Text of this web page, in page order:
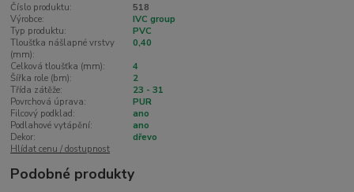
Číslo produktu:
518
Výrobce:
IVC group
Typ produktu:
PVC
Tloušťka nášlapné vrstvy
(mm):
0,40
Celková tloušťka (mm):
4
Šířka role (bm):
2
Třída zátěže:
23 - 31
Povrchová úprava:
PUR
Filcový podklad:
ano
Podlahové vytápění:
ano
Dekor:
dřevo
Hlídat cenu / dostupnost
Podobné produkty